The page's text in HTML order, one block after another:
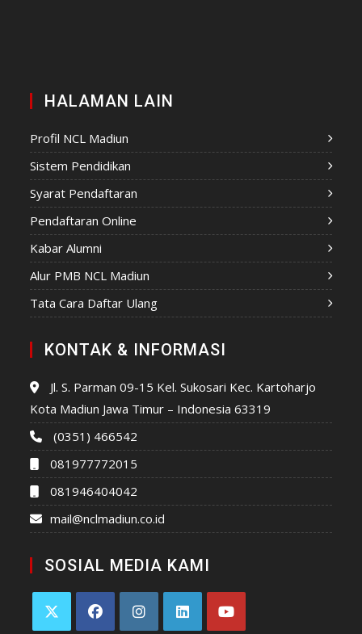
HALAMAN LAIN
Profil NCL Madiun
Sistem Pendidikan
Syarat Pendaftaran
Pendaftaran Online
Kabar Alumni
Alur PMB NCL Madiun
Tata Cara Daftar Ulang
KONTAK & INFORMASI
Jl. S. Parman 09-15 Kel. Sukosari Kec. Kartoharjo
Kota Madiun Jawa Timur – Indonesia 63319
(0351) 466542
081977772015
081946404042
mail@nclmadiun.co.id
SOSIAL MEDIA KAMI